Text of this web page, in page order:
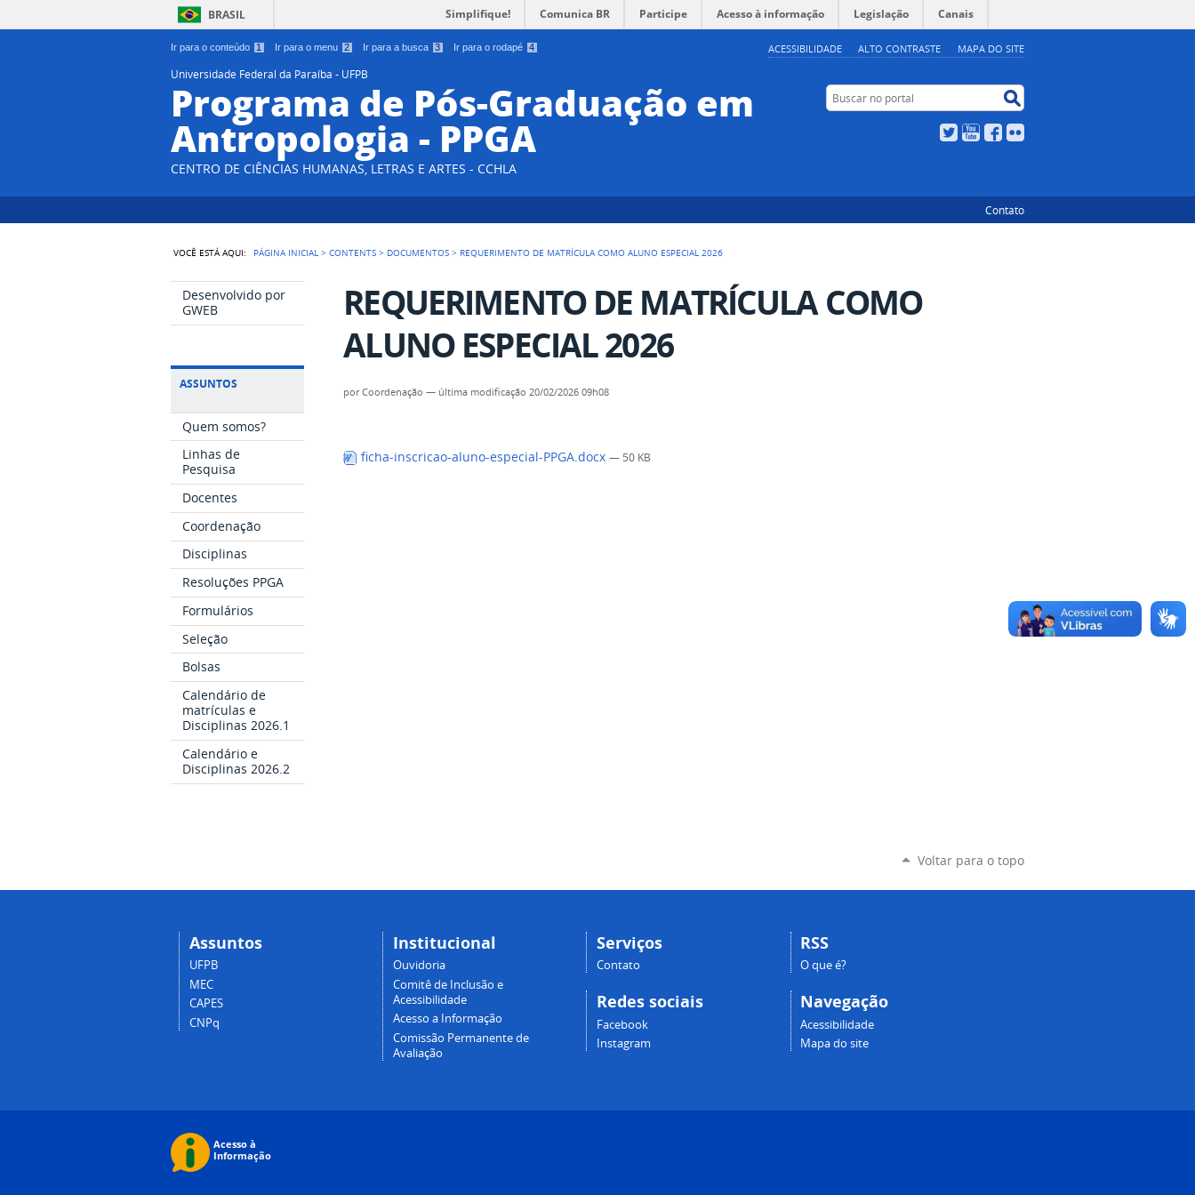
Ir para o conteúdo 1 Ir para o menu 2 Ir para a busca 3 Ir para o rodapé 4 ACESSIBILIDADE ALTO CONTRASTE MAPA DO SITE
BRASIL Simplifique! Comunica BR Participe Acesso à informação Legislação Canais
Universidade Federal da Paraíba - UFPB
Programa de Pós-Graduação em
Antropologia - PPGA
CENTRO DE CIÊNCIAS HUMANAS, LETRAS E ARTES - CCHLA
Buscar no portal
TwitterYouTubeFacebook
Contato
VOCÊ ESTÁ AQUI: PÁGINA INICIAL >CONTENTS > DOCUMENTOS > REQUERIMENTO DE MATRÍCULA COMO ALUNO ESPECIAL 2026
Desenvolvido por
GWEB
ASSUNTOS
Quem somos?
Linhas de
Pesquisa
Docentes
Coordenação
Disciplinas
Resoluções PPGA
Formulários
Seleção
Bolsas
Calendário de
matrículas e
Disciplinas 2026.1
Calendário e
Disciplinas 2026.2
REQUERIMENTO DE MATRÍCULA COMO
ALUNO ESPECIAL 2026
porCoordenação — última modificação 20/02/2026 09h08
ficha-inscricao-aluno-especial-PPGA.docx— 50 KB
Voltar para o topo
Assuntos
UFPB
MEC
CAPES
CNPq
Institucional
Ouvidoria
Comitê de Inclusão e
Acessibilidade
Acesso a Informação
Comissão Permanente de
Avaliação
Serviços
Contato
Redes sociais
Facebook
Instagram
RSS
O que é?
Navegação
Acessibilidade
Mapa do site